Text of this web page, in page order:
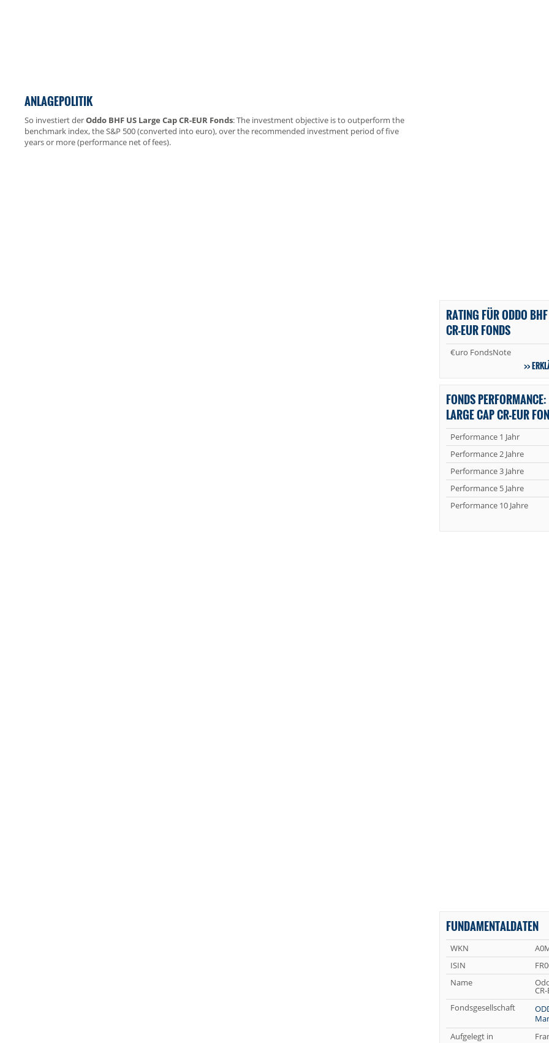
ANLAGEPOLITIK
So investiert derOddo BHF US Large Cap CR-EUR Fonds: The investment objective is to outperform the
benchmark index, the S&P 500 (converted into euro), over the recommended investment period of five
years or more (performance net of fees).
RATING FÜR ODDO
CR-EUR FONDS
€uro FondsNote
FONDS
LARGE CAP CR-EUR
Performance 1 Jahr
Performance 2 Jahre
Performance 3 Jahre
Performance 5 Jahre
Performance 10 Jahre
FUNDAMENTALDATEN
WKN
ISIN
Name
Fondsgesellschaft
Aufgelegt in